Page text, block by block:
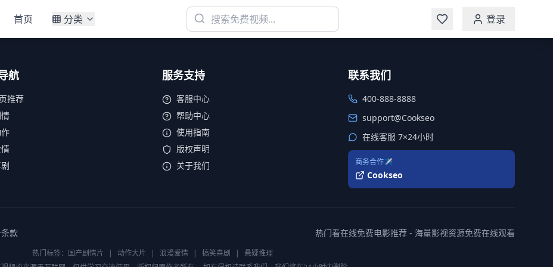
首页 分类 登录
航
推荐
服务支持
客服中心
帮助中心
使用指南
版权声明
关于我们
联系我们
400-888-8888
support@Cookseo
在线客服 7×24小时
商务合作✈️
Cookseo
款 热门看在线免费电影推荐 - 海量影视资源免费在线观看
热门标签： 国产剧情片 | 动作大片 | 浪漫爱情 | 搞笑喜剧 |
悬疑推理